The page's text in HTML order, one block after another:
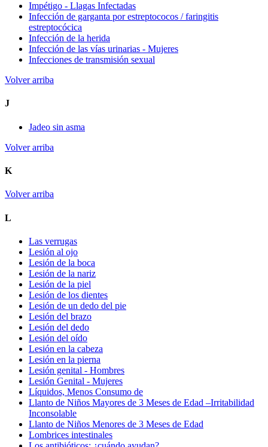
Impétigo - Llagas Infectadas
Infección de garganta por estreptococos / faringitis
estreptocócica
Infección de la herida
Infección de las vías urinarias - Mujeres
Infecciones de transmisión sexual
Volver arriba
J
Jadeo sin asma
Volver arriba
K
Volver arriba
L
Las verrugas
Lesión al ojo
Lesión de la boca
Lesión de la nariz
Lesión de la piel
Lesión de los dientes
Lesión de un dedo del pie
Lesión del brazo
Lesión del dedo
Lesión del oído
Lesión en la cabeza
Lesión en la pierna
Lesión genital - Hombres
Lesión Genital - Mujeres
Líquidos, Menos Consumo de
Llanto de Niños Mayores de 3 Meses de Edad –Irritabilidad
Inconsolable
Llanto de Niños Menores de 3 Meses de Edad
Lombrices intestinales